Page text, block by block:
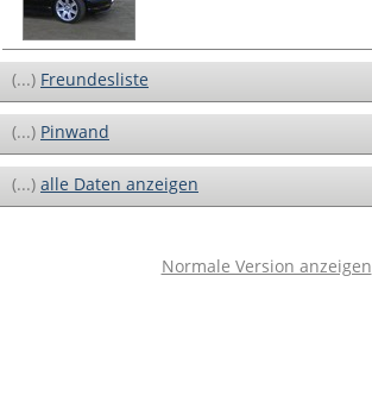
(...) Freundesliste
(...) Pinwand
(...) alle Daten anzeigen
Normale Version anzeigen